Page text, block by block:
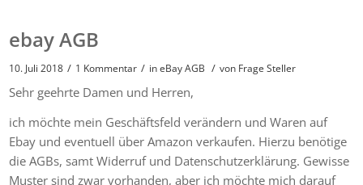
ebay AGB
10. Juli 2018 / 1 Kommentar / ineBay AGB / von Frage Steller
Sehr geehrte Damen und Herren,
ich möchte mein Geschäftsfeld verändern und Waren auf
Ebay und eventuell über Amazon verkaufen. Hierzu benötige
die AGBs, samt Widerruf und Datenschutzerklärung. Gewisse
Muster sind zwar vorhanden, aber ich möchte mich darauf